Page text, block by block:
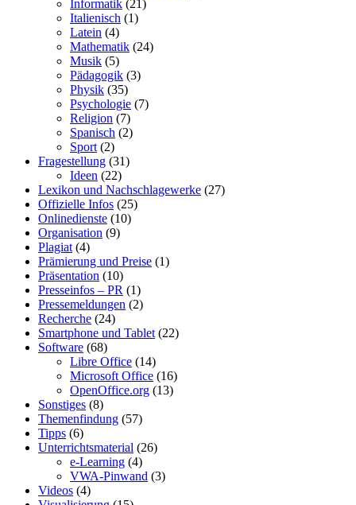
Informatik (21)
Italienisch (1)
Latein (4)
Mathematik (24)
Musik (5)
Pädagogik (3)
Physik (35)
Psychologie (7)
Religion (7)
Spanisch (2)
Sport (2)
Fragestellung (31)
Ideen (22)
Lexikon und Nachschlagewerke (27)
Offizielle Infos (25)
Onlinedienste (10)
Organisation (9)
Plagiat (4)
Prämierung und Preise (1)
Präsentation (10)
Presseinfos – PR (1)
Pressemeldungen (2)
Recherche (24)
Smartphone und Tablet (22)
Software (68)
Libre Office (14)
Microsoft Office (16)
OpenOffice.org (13)
Sonstiges (8)
Themenfindung (57)
Tipps (6)
Unterrichtsmaterial (26)
e-Learning (4)
VWA-Pinwand (3)
Videos (4)